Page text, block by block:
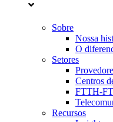
Sobre
Nossa
O
Setores
Centros
FTTH-
Recursos